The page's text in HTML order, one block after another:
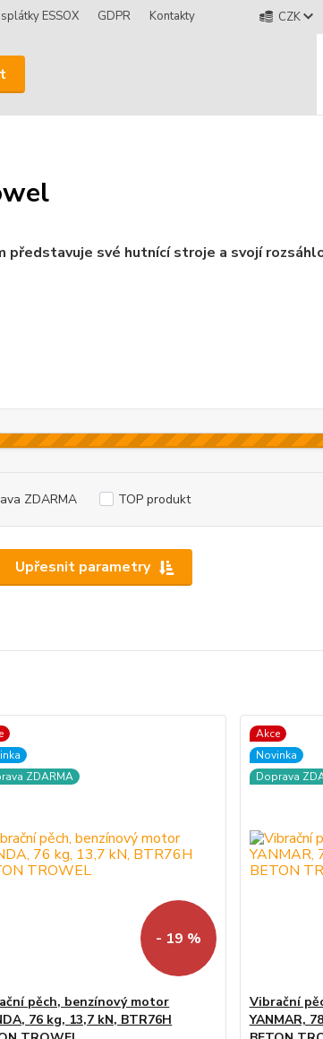
ESSOX GDPR Kontakty CZK
představuje své hutnící stroje a svojí
Upřesnit parametry
ZDARMA TOP produkt
ZDARMA
- 19 %
pěch, benzínový motor
76 kg, 13,7 kN, BTR76H
Akce
Novinka
Doprava
Vibrační
YANMAR,